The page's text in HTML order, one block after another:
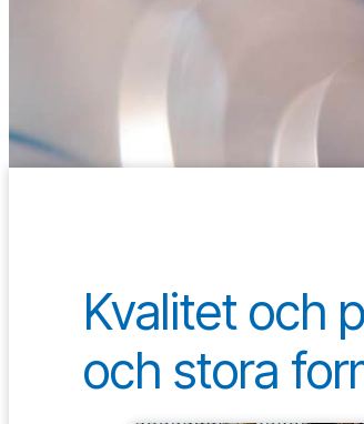
Kvalitet och
och stora